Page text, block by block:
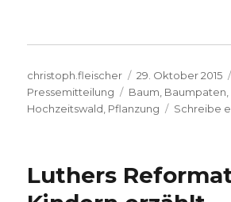
Autor
christoph.fleischer
Veröffentlicht
am
29. Oktober 2015
Pressemitteilung
Schlagwörter
Baum, Baumpaten,
Hochzeitswald, Pflanzung Schreibe
Luthers